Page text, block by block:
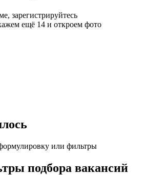
зарегистрируйтесь
ещё 14 и откроем фото
или фильтры
подбора вакансий